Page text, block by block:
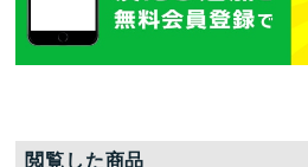
閲覧した商品